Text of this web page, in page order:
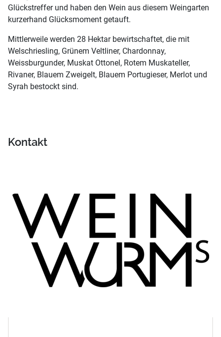
Glückstreffer und haben den Wein aus diesem Weingarten
kurzerhand Glücksmoment getauft.
Mittlerweile werden 28 Hektar bewirtschaftet, die mit
Welschriesling, Grünem Veltliner, Chardonnay,
Weissburgunder, Muskat Ottonel, Rotem Muskateller,
Rivaner, Blauem Zweigelt, Blauem Portugieser, Merlot und
Syrah bestockt sind.
Kontakt